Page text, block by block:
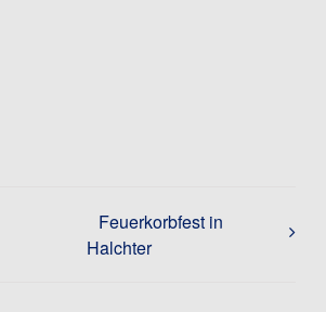
Feuerkorbfest in
Halchter